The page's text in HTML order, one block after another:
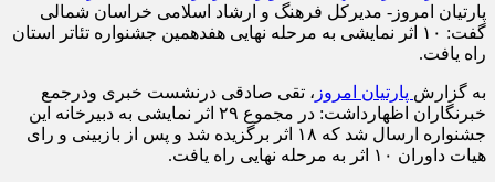
پارتیان امروز- مدیرکل فرهنگ و ارشاد اسلامی خراسان شمالی
گفت: ۱۰ اثر نمایشی به مرحله نهایی هفدهمین جشنواره تئاتر استان
راه یافت.
به گزارش پارتیان امروز ، تقی صادقی درنشست خبری ودرجمع
خبرنگاران اظهارداشت: در مجموع ۲۹ اثر نمایشی به دبیرخانه این
جشنواره ارسال شد که ۱۸ اثر برگزیده شد و پس از بازبینی و رای
هیات داوران ۱۰ اثر به مرحله نهایی راه یافت.